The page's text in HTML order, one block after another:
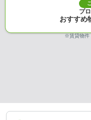
プ
おすすめ
※賃貸物件